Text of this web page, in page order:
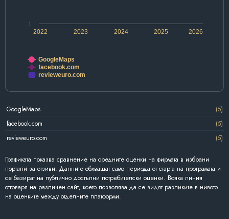
2022 2024 2026
2023 2025
1
GoogleMaps
facebook.com
revieweuro.com
GoogleMaps
(5)
facebook.com
(5)
revieweuro.com
(5)
Графиката показва сравнение на средните оценки на фирмата в избрани
портали за отзиви. Данните обхващат само периода от старта на програмата и
се базират на публично достъпни потребителски оценки. Всяка линия
отговаря на различен сайт, което позволява да се видят разликите в нивото
на оценките между отделните платформи.